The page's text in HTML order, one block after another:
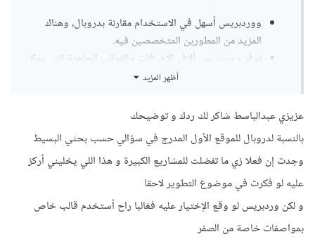
ووردبريس أسهل في الاستخدام مقارنة بدروبال، وهناك
المزيد من المطورين المتخصصين فيه.
توفر ووردبريس آلاف الإضافات والقوالب الجاهزة التي يمكن
وسهولة تعديله.
ووردبريس أكثر انتشاراً لمواقع المحتوى، بينما دروبال
مناسب أكثر للمشاريع الأكبر.
التحديث والصيانة أسهل في ووردبريس.
لكن في النهاية يعتمد القرار على متطلبات المشروع بالتحديد، وخبرة
فريق التطوير المتاح. قد يكون دروبال خياراً أفضل لمشاريع أكثر
أظهر المزيد
عزيزي عبدالباسط شاكر لك ردك و توضيحك
بالنسبة لدروبال للموقع الأول المدرج في سؤالي حسب بحثي البسيط
وجدت إن فعلا زي ما تفضلت للمشاريع الكبيرة و هذا اللي يخليني أركز
عليه لو فكرت في موضوع التطوير لاحقا
و لكن وردبريس لو وقع الإختيار عليه فغالبا راح أستخدم قالب خاص
بمواصفات خاصة من الصفر